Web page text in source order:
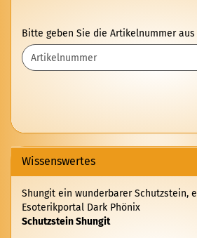
BITTE
GEBEN
SIE
DIE
KATALOG
EIN.
Bitte geben Sie die Artikelnummer
Wissenswertes
Shungit ein wunderbarer Schutzstein,
Esoterikportal Dark Phönix
Schutzstein Shungit